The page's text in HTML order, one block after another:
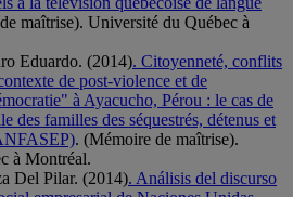
maîtrise). Université du Québec à
Eduardo. (2014). Citoyenneté, conflits
de post-violence et de
à Ayacucho, Pérou : le cas de
des familles des séquestrés, détenus et
. (Mémoire de maîtrise).
à Montréal.
Del Pilar. (2014). Análisis del discurso